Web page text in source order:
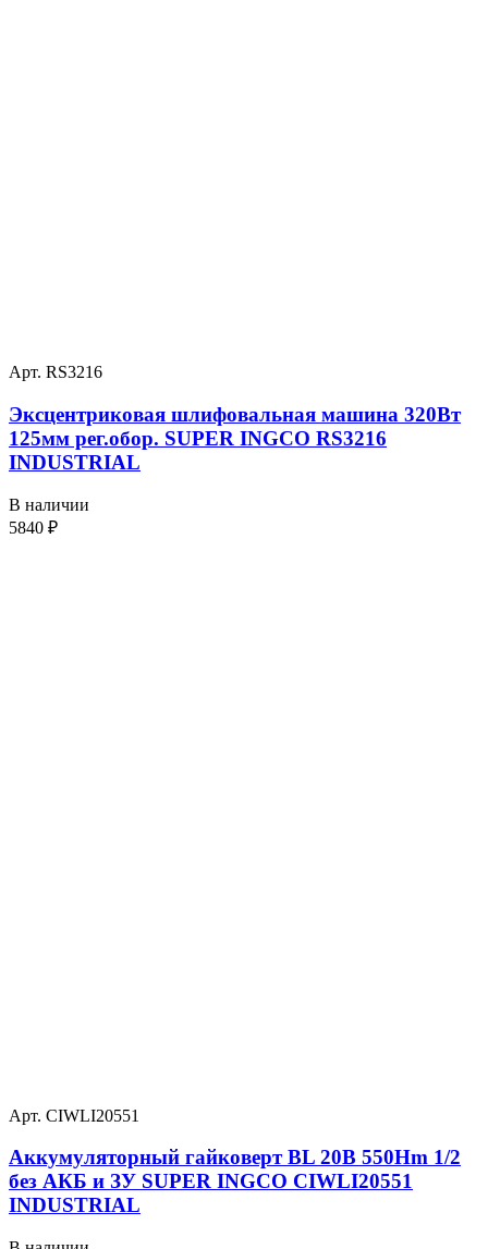
Арт. RS3216
Эксцентриковая шлифовальная машина 320Вт
125мм рег.обор. SUPER INGCO RS3216
INDUSTRIAL
В наличии
5840 ₽
Арт. CIWLI20551
Аккумуляторный гайковерт BL 20В 550Hm 1/2
без АКБ и ЗУ SUPER INGCO CIWLI20551
INDUSTRIAL